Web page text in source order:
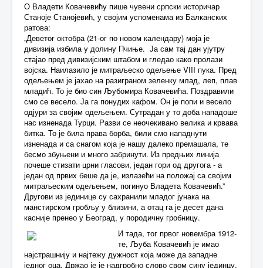
О Владети Ковачевићу пише чувени српски историчар
Станоје Станојевић, у својим успоменама из Балканских
ратова:
„Деветог октобра (21-ог по новом календару) моја је
дивизија избила у долину Пчиње. Ја сам тај дан ујутру
стајао пред дивизијским штабом и гледао како пролази
војска. Наилазило је митраљеско одељење VIII пука. Пред
одељењем је јахао на разиграном зеленку млад, леп, плав
младић. То је био син Љубомира Ковачевића. Поздравили
смо се весело. Ја га понудих кафом. Он је попи и весело
одјури за својим одељењем. Сутрадан у то доба нападоше
нас изненада Турци. Разви се неочекивано велика и крвава
битка. То је била права борба, били смо нападнути
изненада и са снагом која је нашу далеко премашала, те
бесмо збуњени и много забринути. Из предњих линија
почеше стизати црни гласови, један гори од другога - а
један од првих беше да је, излазећи на положај са својим
митраљеским одељењем, погинуо Владета Ковачевић.”
Другови из јединице су сахранили младог јунака на
манстирском гробљу у близини, а отац га је десет дана
касније пренео у Београд, у породичну гробницу.
И тада, тог првог новембра 1912-
те, Љуба Ковачевић је имао
најстрашнију и најтежу дужност која може да западне
једног оца. Држао је је надгробно слово свом сину јединцу,